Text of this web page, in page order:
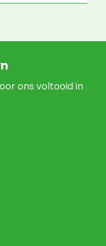
ons voltooid in